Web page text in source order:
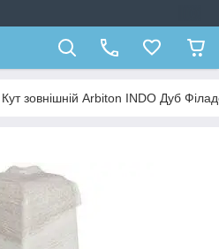
Кут зовнішній Arbiton INDO Дуб